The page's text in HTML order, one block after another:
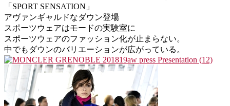
「SPORT SENSATION」
アヴァンギャルドなダウン登場
スポーツウェアはモードの実験室に
スポーツウェアのファッション化が止まらない。
中でもダウンのバリエーションが広がっている。